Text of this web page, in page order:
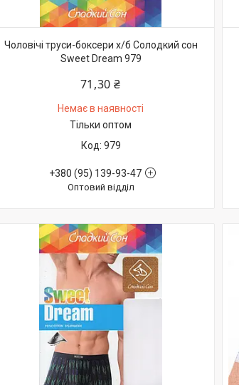
Чоловічі труси-боксери х/б Солодкий сон
Sweet Dream 979
71,30 ₴
Немає в наявності
Тільки оптом
979
+380 (95) 139-93-47
Оптовий відділ